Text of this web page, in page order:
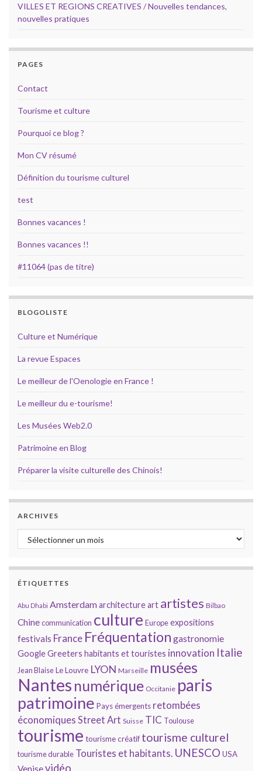
VILLES ET REGIONS CREATIVES / Nouvelles tendances,
nouvelles pratiques
PAGES
Contact
Tourisme et culture
Pourquoi ce blog ?
Mon CV résumé
Définition du tourisme culturel
test
Bonnes vacances !
Bonnes vacances !!
#11064 (pas de titre)
BLOGOLISTE
Culture et Numérique
La revue Espaces
Le meilleur de l'Oenologie en France !
Le meilleur du e-tourisme!
Les Musées Web2.0
Patrimoine en Blog
Préparer la visite culturelle des Chinois!
ARCHIVES
Archives
ÉTIQUETTES
Abu Dhabi Amsterdamarchitectureart artistes Bilbao
Chinecommunication culture Europeexpositions
festivals France Fréquentation gastronomie
GoogleGreeters habitants et touristes innovation Italie
Jean BlaiseLe Louvre LYON Marseille musées
Nantes numérique Occitanie paris
patrimoine Pays émergents retombées
économiques Street Art Suisse TIC Toulouse
tourisme tourisme créatif tourisme culturel
tourisme durable Touristes et habitants. UNESCO USA
Venisevidéo